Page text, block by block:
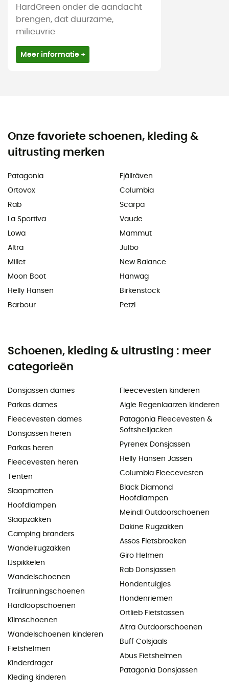
HardGreen onder de aandacht
brengen, dat duurzame,
milieuvrie
Meer informatie +
Onze favoriete schoenen, kleding &
uitrusting merken
Patagonia
Ortovox
Rab
La Sportiva
Lowa
Altra
Millet
Moon Boot
Helly Hansen
Barbour
Fjällräven
Columbia
Scarpa
Vaude
Mammut
Julbo
New Balance
Hanwag
Birkenstock
Petzl
Schoenen, kleding & uitrusting : meer
categorieën
Donsjassen dames
Parkas dames
Fleecevesten dames
Donsjassen heren
Parkas heren
Fleecevesten heren
Tenten
Slaapmatten
Hoofdlampen
Slaapzakken
Camping branders
Wandelrugzakken
IJspikkelen
Wandelschoenen
Trailrunningschoenen
Hardloopschoenen
Klimschoenen
Wandelschoenen kinderen
Fietshelmen
Kinderdrager
Kleding kinderen
Fleecevesten kinderen
Aigle Regenlaarzen kinderen
Patagonia Fleecevesten &
Softshelljacken
Pyrenex Donsjassen
Helly Hansen Jassen
Columbia Fleecevesten
Black Diamond
Hoofdlampen
Meindl Outdoorschoenen
Dakine Rugzakken
Assos Fietsbroeken
Giro Helmen
Rab Donsjassen
Hondentuigjes
Hondenriemen
Ortlieb Fietstassen
Altra Outdoorschoenen
Buff Colsjaals
Abus Fietshelmen
Patagonia Donsjassen